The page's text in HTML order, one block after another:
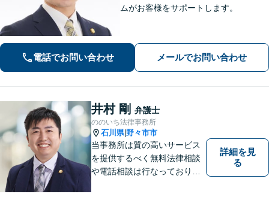
ムがお客様をサポートします。
電話でお問い合わせ メールでお問い合わせ
井村 剛 弁護士
ののいち法律事務所
石川県| 野々市市
当事務所は質の高いサービス
を提供するべく無料法律相談
や電話相談は行なっておりま
詳細を見
る